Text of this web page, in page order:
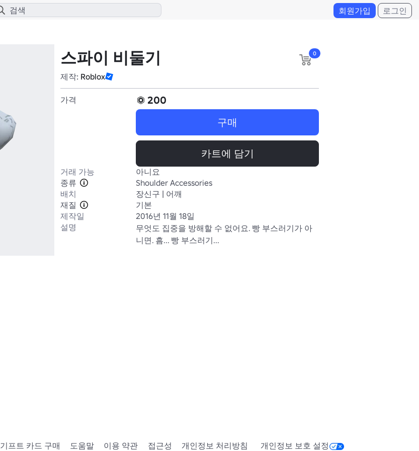
회원가입 로그인
스파이 비둘기
제작: Roblox
0
가격
200
구매
카트에 담기
거래 가능
아니요
종류
Shoulder Accessories
배치
장신구 | 어깨
재질
기본
제작일
2016년 11월 18일
설명
무엇도 집중을 방해할 수 없어요. 빵 부스러기가 아
니면. 흠... 빵 부스러기...
기프트 카드 구매 도움말 이용 약관 접근성 개인정보 처리방침 개인정보 보호 설정